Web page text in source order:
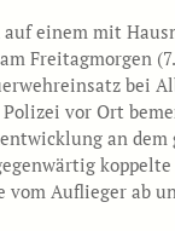
auf einem mit
Freitagmorgen
bei
vor Ort
an dem
vom Auflieger ab